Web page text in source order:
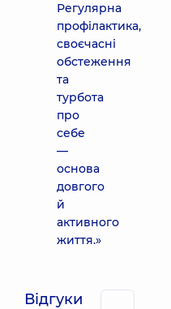
Регулярна
профілактика,
своєчасні
обстеження
та
турбота
про
себе
—
основа
довгого
й
активного
життя.»
Відгуки